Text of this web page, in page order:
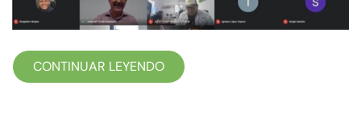
CONTINUAR LEYENDO